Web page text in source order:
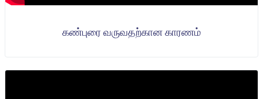
கண்புரை வருவதற்கான காரணம்